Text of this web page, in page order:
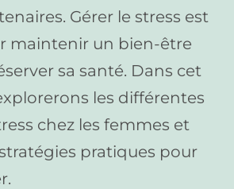
Gérer le stress est
maintenir un bien-être
sa santé. Dans cet
les différentes
chez les femmes et
pratiques pour